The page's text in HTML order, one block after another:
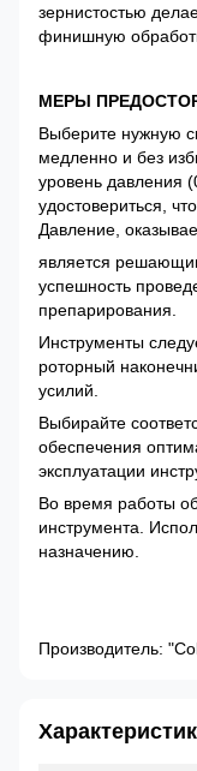
зернистостью
финишную
МЕРЫ
Выберите нужную
медленно и без
уровень давления
удостовериться,
Давление,
является
успешность
препарирования.
Инструменты
роторный
усилий.
Выбирайте
обеспечения
эксплуатации
Во время работы
инструмента.
назначению.
Производитель: